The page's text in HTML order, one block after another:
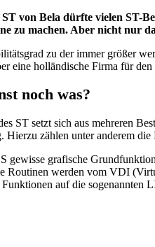
von Bela dürfte vielen ST-
zu machen. Aber nicht nur
zu der immer größer
eine holländische Firma für
noch was?
ST setzt sich aus mehreren
Hierzu zählen unter anderem
gewisse grafische
Routinen werden vom VDI
Funktionen auf die